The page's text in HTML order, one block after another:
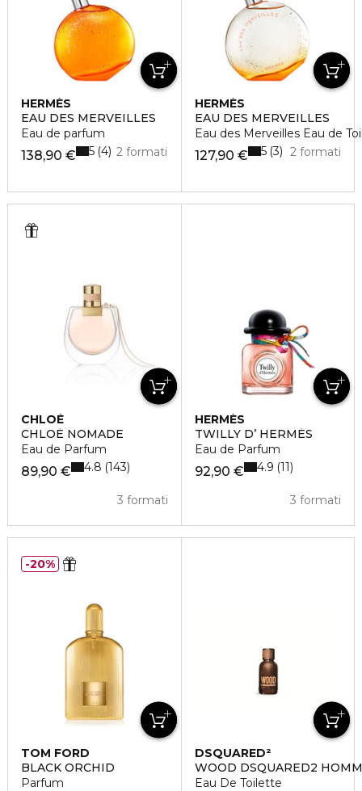
HERMÈS
EAU DES MERVEILLES
Eau de parfum
138,90 € 2 formati
5 4
HERMÈS
EAU DES MERVEILLES
Eau des Merveilles Eau de
127,90 € 2 formati
5 3
CHLOÉ
CHLOÉ NOMADE
Eau de Parfum
89,90 €
3 formati
4.8 143
HERMÈS
TWILLY D’ HERMÈS
Eau de Parfum
92,90 €
3 formati
4.9 11
TOM FORD
BLACK ORCHID
Parfum
20%
DSQUARED²
WOOD DSQUARED2
Eau De Toilette